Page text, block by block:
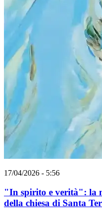
17/04/2026 - 5:56
"In spirito e verità": la
della chiesa di Santa